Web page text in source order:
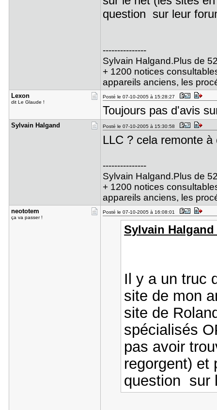
question sur leur
---------------
Sylvain Halgand.Plus de
+ 1200 notices
appareils anciens, les
Lexon
dit Le Glaude !
Posté le 07-10-2005 à 15:28:27
Toujours pas d'avis
Sylvain Ha​lgand Posté le 07-10-2005 à 15:30:58
LLC ? cela remonte à
---------------
Sylvain Halgand.Plus de
+ 1200 notices
appareils anciens, les
neototem
ça va passer !
Posté le 07-10-2005 à 16:08:01
Sylvain
Il y a un truc
site de mon
site de
spécialisés
pas avoir
regorgent) et
question sur